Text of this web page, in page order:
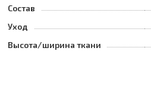
Состав
Уход
Высота/ширина ткани